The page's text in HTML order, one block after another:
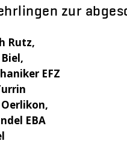
zur
Rutz,
EFZ
EBA